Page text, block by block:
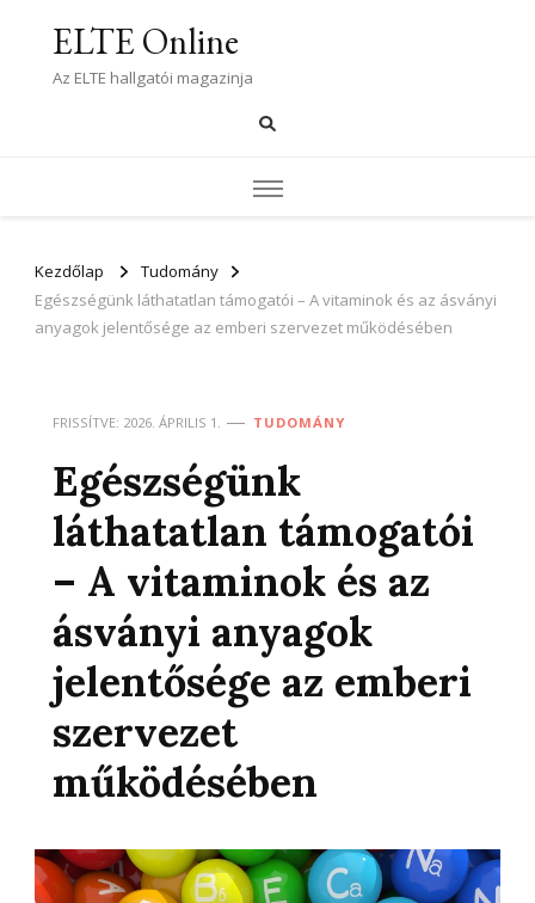
ELTE Online
Az ELTE hallgatói magazinja
Kezdőlap
Tudomány
Egészségünk láthatatlan támogatói – A vitaminok és az ásványi
anyagok jelentősége az emberi szervezet működésében
FRISSÍTVE: 2026. ÁPRILIS 1. TUDOMÁNY
Egészségünk
láthatatlan támogatói
– A vitaminok és az
ásványi anyagok
jelentősége az emberi
szervezet
működésében